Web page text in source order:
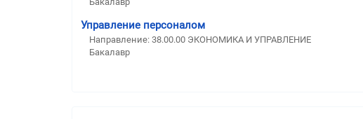
Управление персоналом
Направление: 38.00.00 ЭКОНОМИКА И УПРАВЛЕНИЕ
Бакалавр